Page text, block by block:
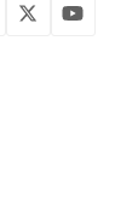
TwitterYouTube